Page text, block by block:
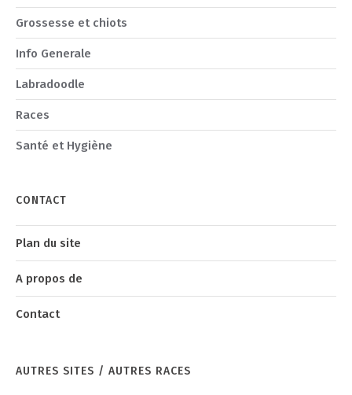
Grossesse et chiots
Info Generale
Labradoodle
Races
Santé et Hygiène
CONTACT
Plan du site
A propos de
Contact
AUTRES SITES / AUTRES RACES